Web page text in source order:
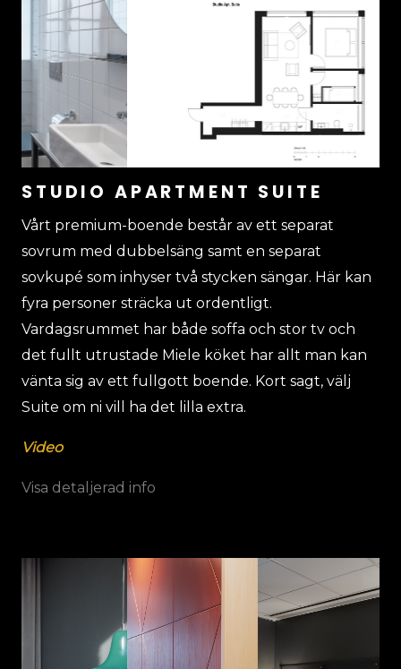
STUDIO APARTMENT SUITE
Vårt premium-boende består av ett separat
sovrum med dubbelsäng samt en separat
sovkupé som inhyser två stycken sängar. Här kan
fyra personer sträcka ut ordentligt.
Vardagsrummet har både soffa och stor tv och
det fullt utrustade Miele köket har allt man kan
vänta sig av ett fullgott boende. Kort sagt, välj
Suite om ni vill ha det lilla extra.
Video
Visa detaljerad info